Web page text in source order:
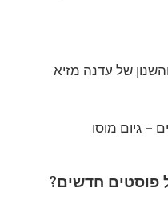
של עדנה מזיא
– גיום מוסו
פוסטים חדשים